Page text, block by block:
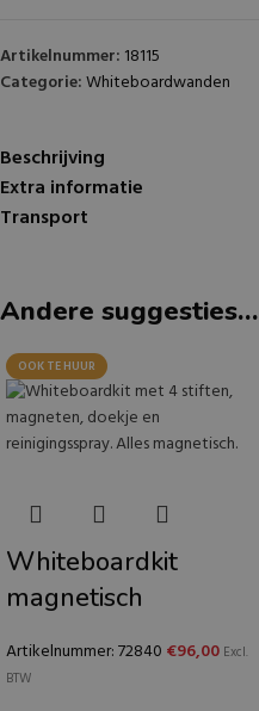
Artikelnummer: 18115
Categorie:Whiteboardwanden
Beschrijving
Extra informatie
Transport
Andere suggesties…
OOK TE HUUR
Whiteboardkit
magnetisch
Artikelnummer: 72840 €96,00 Excl.
BTW